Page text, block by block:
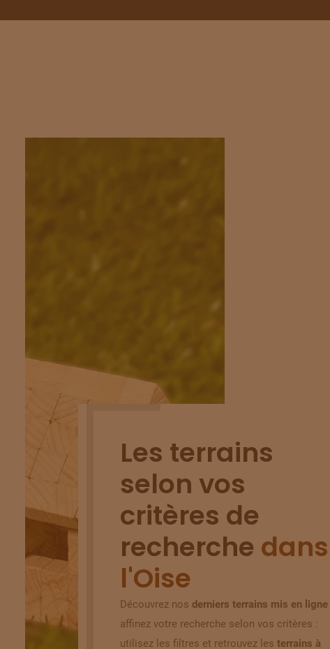
Les terrains
selon vos
critères de
recherche dans
l'Oise
Découvrez nos derniers terrains mis en ligne
affinez votre recherche selon vos critères :
utilisez les filtres et retrouvez les terrains à